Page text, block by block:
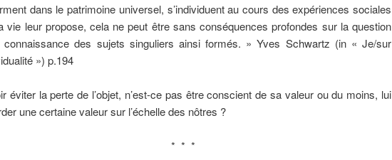
dans le patrimoine universel, s’individuent au cours des expériences sociales
vie leur propose, cela ne peut être sans conséquences profondes sur la question
des sujets singuliers ainsi formés. » Yves Schwartz (in « Je/sur
») p.194
éviter la perte de l’objet, n’est-ce pas être conscient de sa valeur ou du moins, lui
une certaine valeur sur l’échelle des nôtres ?
* * *